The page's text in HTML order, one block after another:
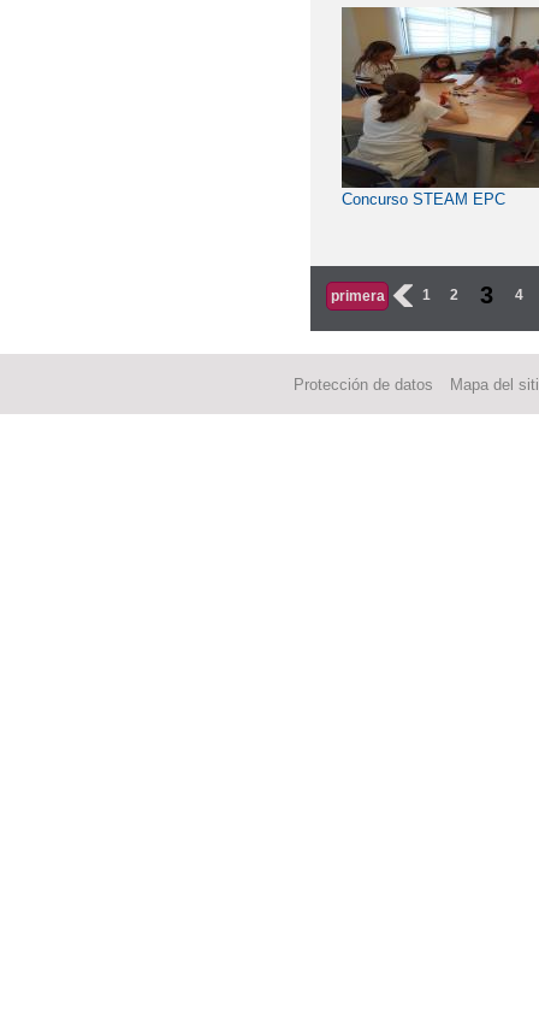
Concurso STEAM EPC
primera ‹ 1 2 3 4
Protección de datos Mapa del